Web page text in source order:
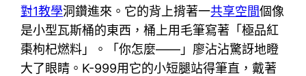
對1教學洞鑽進來。它的背上揹著一共享空間個像
是小型瓦斯桶的東西，桶上用毛筆寫著「極品紅
棗枸杞燃料」。「你怎麼——」廖沾沾驚訝地瞪
大了眼睛。K-999用它的小短腿站得筆直，戴著